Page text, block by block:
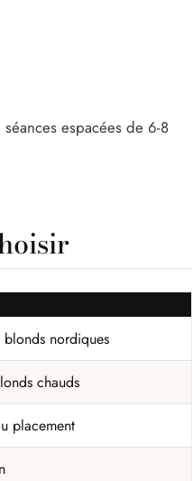
espacées de 6-8
nordiques
chauds
placement